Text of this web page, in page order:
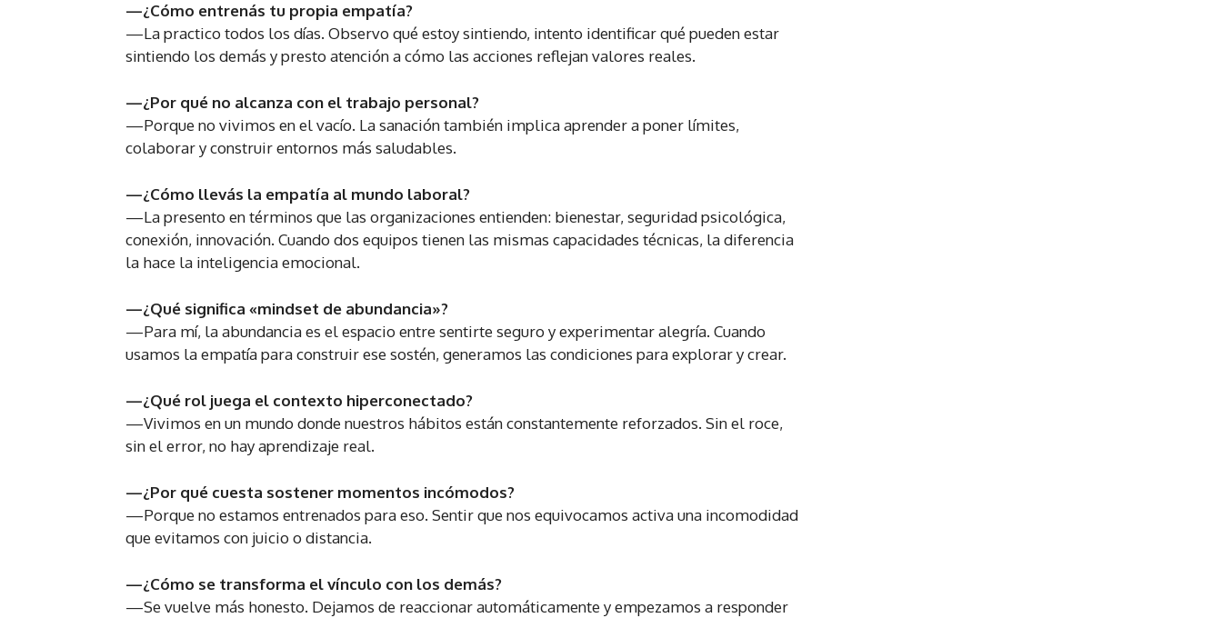
—¿Cómo entrenás tu propia empatía?
—La practico todos los días. Observo qué estoy sintiendo, intento identificar qué pueden estar
sintiendo los demás y presto atención a cómo las acciones reflejan valores reales.
—¿Por qué no alcanza con el trabajo personal?
—Porque no vivimos en el vacío. La sanación también implica aprender a poner límites,
colaborar y construir entornos más saludables.
—¿Cómo llevás la empatía al mundo laboral?
—La presento en términos que las organizaciones entienden: bienestar, seguridad psicológica,
conexión, innovación. Cuando dos equipos tienen las mismas capacidades técnicas, la diferencia
la hace la inteligencia emocional.
—¿Qué significa «mindset de abundancia»?
—Para mí, la abundancia es el espacio entre sentirte seguro y experimentar alegría. Cuando
usamos la empatía para construir ese sostén, generamos las condiciones para explorar y crear.
—¿Qué rol juega el contexto hiperconectado?
—Vivimos en un mundo donde nuestros hábitos están constantemente reforzados. Sin el roce,
sin el error, no hay aprendizaje real.
—¿Por qué cuesta sostener momentos incómodos?
—Porque no estamos entrenados para eso. Sentir que nos equivocamos activa una incomodidad
que evitamos con juicio o distancia.
—¿Cómo se transforma el vínculo con los demás?
—Se vuelve más honesto. Dejamos de reaccionar automáticamente y empezamos a responder